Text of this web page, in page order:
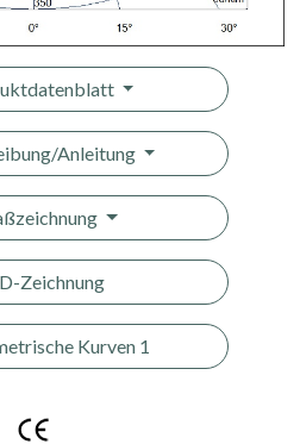
Anleitung
Zeichnung
Kurven 1